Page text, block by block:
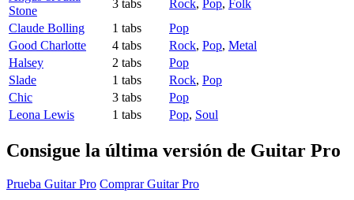
Stone
3 tabs Rock, Pop, Folk
Claude Bolling
1 tabs
Pop
Good Charlotte
4 tabs Rock, Pop, Metal
Halsey
2 tabs
Pop
Slade
1 tabs Rock, Pop
Chic
3 tabs
Pop
Leona Lewis
1 tabs Pop, Soul
Consigue la última versión de Guitar Pro
Prueba Guitar Pro Comprar Guitar Pro